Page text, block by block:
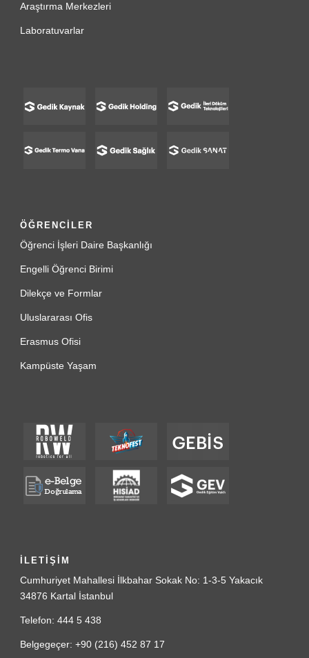
Araştırma Merkezleri
Laboratuvarlar
ÖĞRENCİLER
Öğrenci İşleri Daire Başkanlığı
Engelli Öğrenci Birimi
Dilekçe ve Formlar
Uluslararası Ofis
Erasmus Ofisi
Kampüste Yaşam
İLETİŞİM
Cumhuriyet Mahallesi İlkbahar Sokak No: 1-3-5 Yakacık
34876 Kartal İstanbul
Telefon: 444 5 438
Belgegeçer: +90 (216) 452 87 17